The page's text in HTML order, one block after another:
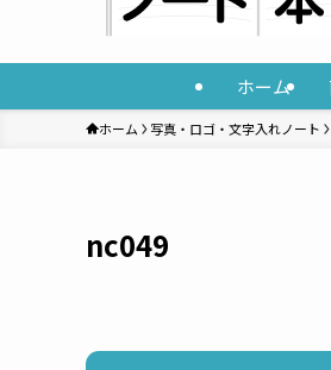
ホーム
ホーム 写真・ロゴ・文字入れノート
nc049